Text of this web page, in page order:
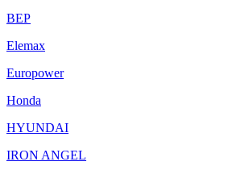
BEP
Elemax
Europower
Honda
HYUNDAI
IRON ANGEL